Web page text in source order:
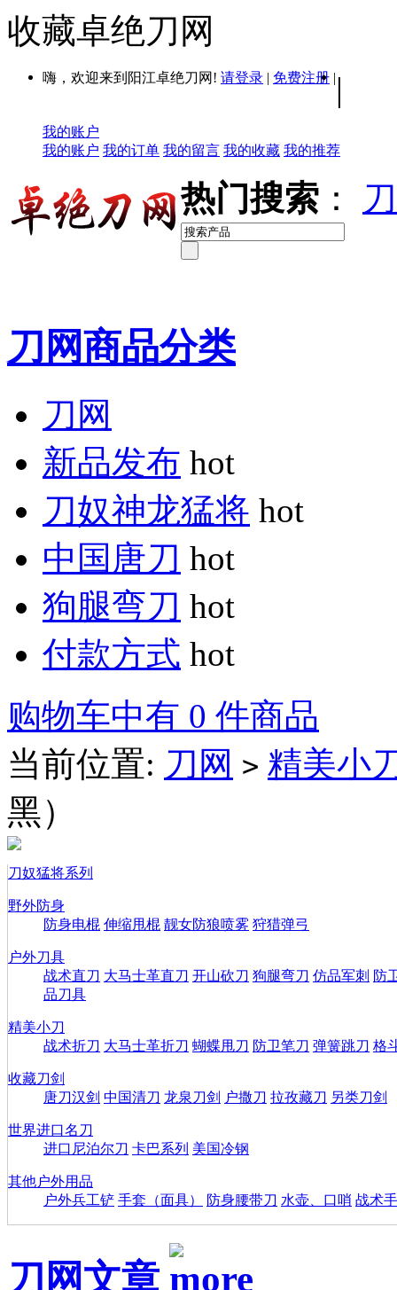
收藏卓绝刀网
嗨，欢迎来到阳江卓绝刀网! 请登录 | 免费注册 | |
我的账户
我的账户 我的订单 我的留言 我的收藏 我的推荐
热门搜索 ：
刀网商品分类
刀网
新品发布 hot
刀奴神龙猛将 hot
中国唐刀 hot
狗腿弯刀 hot
付款方式 hot
购物车中有 0 件商品
当前位置: 刀网 > 精美小
黑）
刀奴猛将系列
野外防身
防身电棍 伸缩甩棍 靓女防狼喷雾 狩猎弹弓
户外刀具
战术直刀 大马士革直刀 开山砍刀 狗腿弯刀 仿品军刺 防
品刀具
精美小刀
战术折刀 大马士革折刀 蝴蝶甩刀 防卫笔刀 弹簧跳刀 格
收藏刀剑
唐刀汉剑 中国清刀 龙泉刀剑 户撒刀 拉孜藏刀 另类刀剑
世界进口名刀
进口尼泊尔刀 卡巴系列 美国冷钢
其他户外用品
户外兵工铲 手套（面具） 防身腰带刀 水壶、口哨 战术
刀网文章